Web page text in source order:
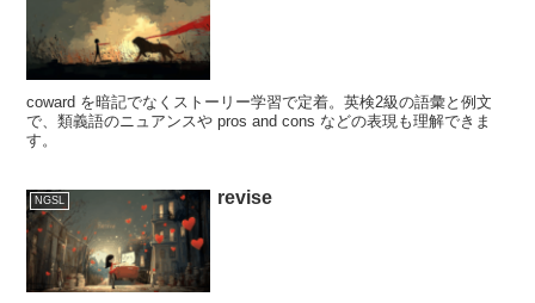
coward を暗記でなくストーリー学習で定着。英検2級の語彙と例文
で、類義語のニュアンスや pros and cons などの表現も理解できま
す。
NGSL revise